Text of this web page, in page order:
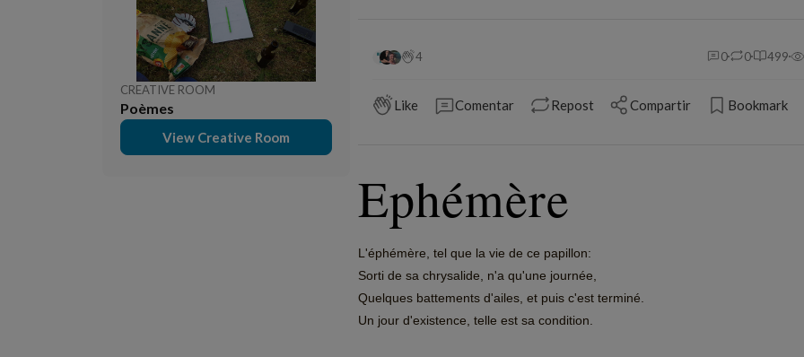
CREATIVE ROOM
Poèmes
View Creative Room
4 0 0 499
Like Comentar Repost Compartir Bookmark
Ephémère
L'éphémère, tel que la vie de ce papillon:
Sorti de sa chrysalide, n'a qu'une journée,
Quelques battements d'ailes, et puis c'est terminé.
Un jour d'existence, telle est sa condition.